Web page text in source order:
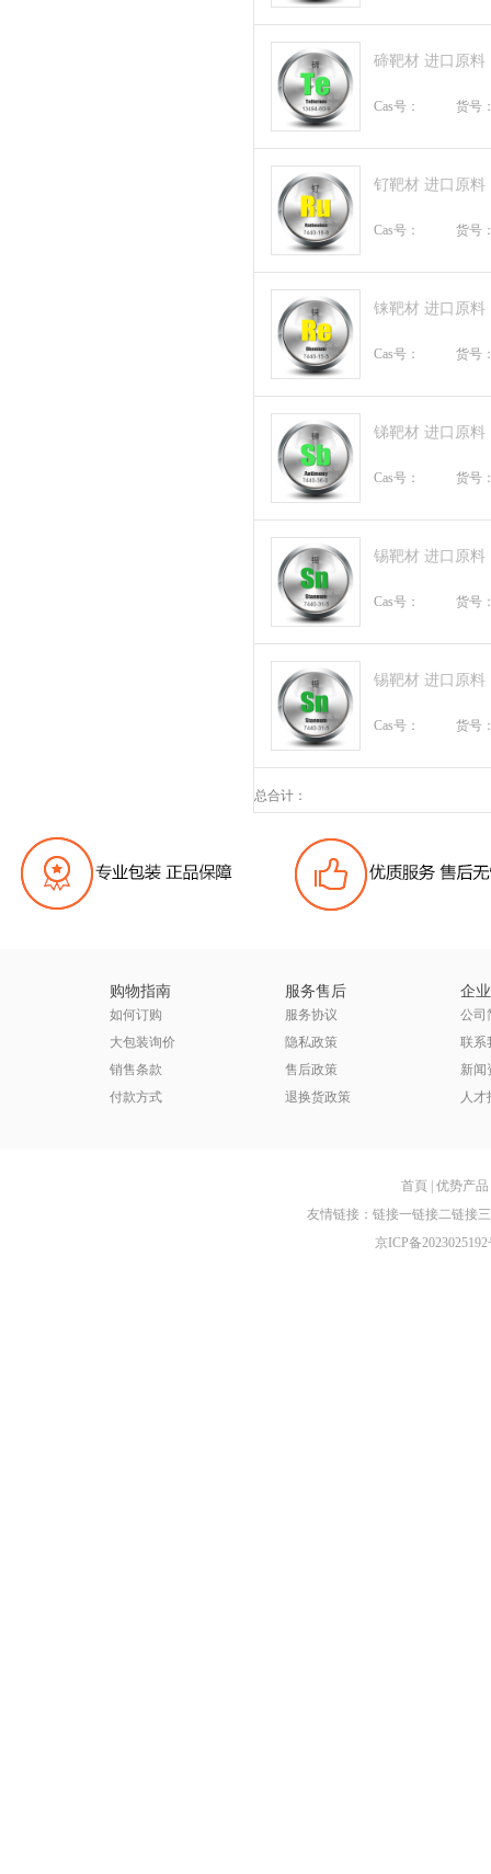
碲靶材 进口原料
Cas号： 货号
钌靶材 进口原料
Cas号： 货号
铼靶材 进口原料
Cas号： 货号
锑靶材 进口原料
Cas号： 货号
锡靶材 进口原料
Cas号： 货号
锡靶材 进口原料
Cas号： 货号
总合计：
购物指南
如何订购
大包装询价
销售条款
付款方式
服务售后
服务协议
隐私政策
售后政策
退换货政策
企
公司
联系
新闻
人才
首頁 优势产品
友情链接： 链接一链接二链接三
京ICP备